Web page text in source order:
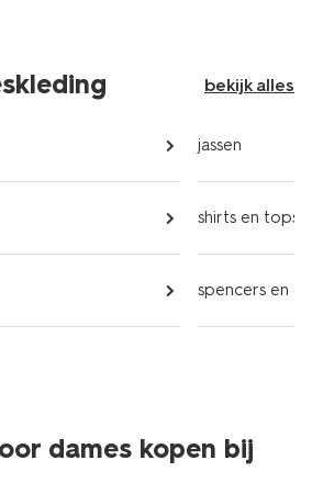
bekijk alles
jassen
shirts en tops
spencers en
dames kopen bij